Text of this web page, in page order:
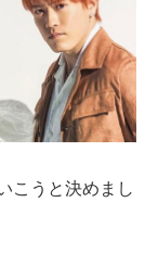
こうと決めまし